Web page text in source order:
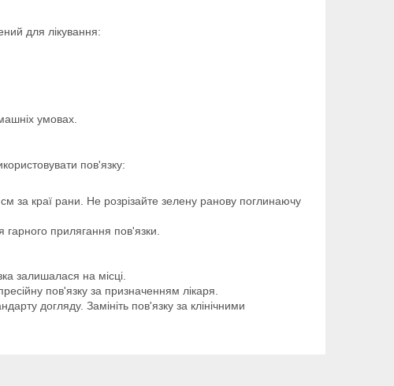
для лікування:
умовах.
пов'язку:
за краї рани. Не розрізайте зелену ранову поглинаючу
прилягання пов'язки.
залишалася на місці.
пов'язку за призначенням лікаря.
догляду. Замініть пов'язку за клінічними